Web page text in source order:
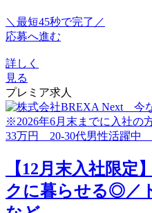
＼最短45秒で完了／
応募へ進む
詳しく
見る
プレミア求人
【12月末入社限定
クに暮らせる◎／